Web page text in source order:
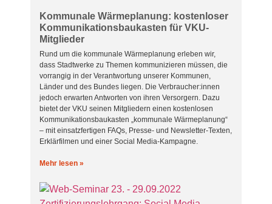
Kommunale Wärmeplanung: kostenloser
Kommunikationsbaukasten für VKU-
Mitglieder
Rund um die kommunale Wärmeplanung erleben wir,
dass Stadtwerke zu Themen kommunizieren müssen, die
vorrangig in der Verantwortung unserer Kommunen,
Länder und des Bundes liegen. Die Verbraucher:innen
jedoch erwarten Antworten von ihren Versorgern. Dazu
bietet der VKU seinen Mitgliedern einen kostenlosen
Kommunikationsbaukasten „kommunale Wärmeplanung“
– mit einsatzfertigen FAQs, Presse- und Newsletter-Texten,
Erklärfilmen und einer Social Media-Kampagne.
Mehr lesen »